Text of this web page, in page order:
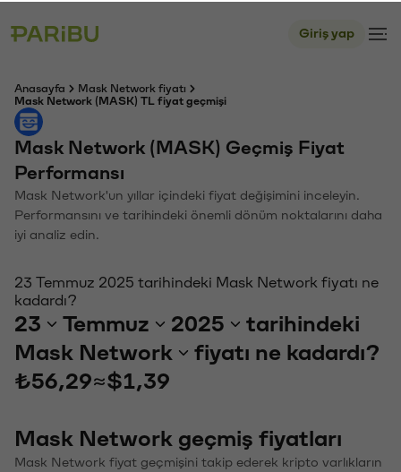
Giriş yap
Anasayfa
Mask Network fiyatı
Mask Network (MASK) TL fiyat geçmişi
Mask Network (MASK) Geçmiş Fiyat
Performansı
Mask Network'un yıllar içindeki fiyat değişimini inceleyin.
Performansını ve tarihindeki önemli dönüm noktalarını daha
iyi analiz edin.
23 Temmuz 2025 tarihindeki Mask Network fiyatı ne
kadardı?
23 Temmuz 2025
tarihindeki
Mask Network
fiyatı ne kadardı?
₺56,29≈$1,39
Mask Network geçmiş fiyatları
Mask Network fiyat geçmişini takip ederek kripto varlıkların